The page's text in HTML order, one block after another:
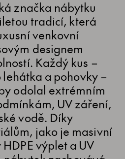
značka nábytku
tradicí, která
venkovní
designem
Každý kus –
a pohovky –
odolal extrémním
UV záření,
vodě. Díky
jako je masivní
výplet a UV